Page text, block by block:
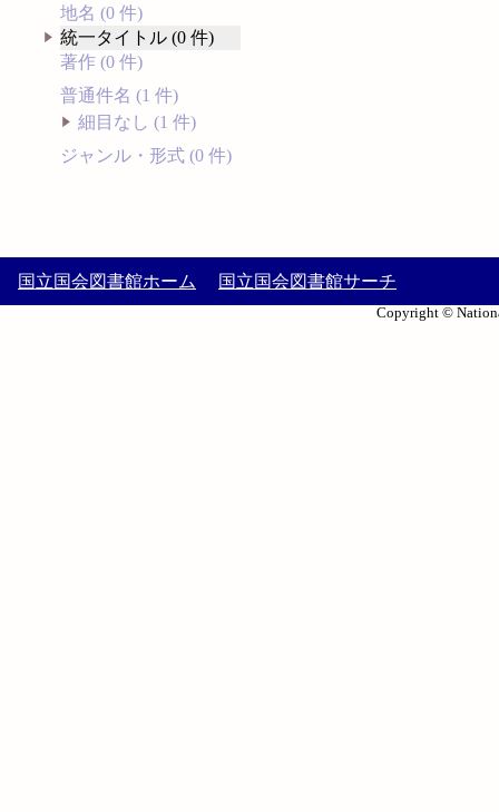
地名 (0 件)
統一タイトル (0 件)
著作 (0 件)
普通件名 (1 件)
細目なし (1 件)
ジャンル・形式 (0 件)
国立国会図書館ホーム 国立国会図書館サーチ
Copyright ©